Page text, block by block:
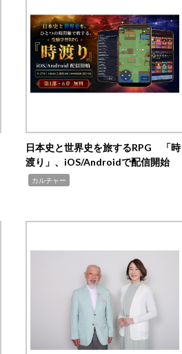
日本史と世界史を旅するRPG 「時
渡り」、iOS/Androidで配信開始
カルチャー